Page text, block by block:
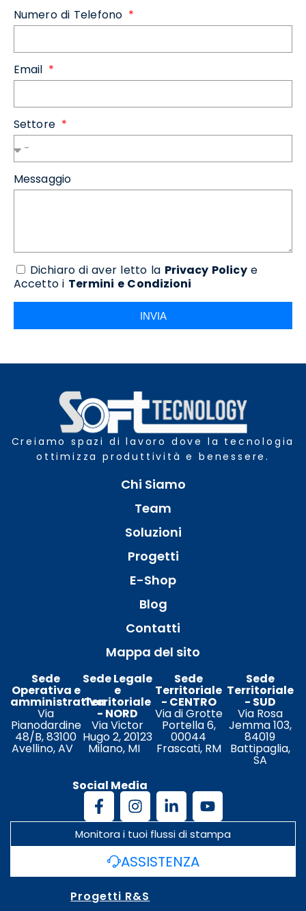
Numero di Telefono
Email
Settore
Messaggio
Dichiaro di aver letto la Privacy Policye
Accetto i Termini e Condizioni
INVIA
Creiamo spazi di lavoro dove la tecnologia
ottimizza produttività e benessere.
Chi Siamo
Team
Soluzioni
Progetti
E-Shop
Blog
Contatti
Mappa del sito
Sede
Operativa e
amministrativa
Via
Pianodardine
48/B, 83100
Avellino, AV
Sede Legale
e
Territoriale
- NORD
Via Victor
Hugo 2, 20123
Milano, MI
Sede
Territoriale
- CENTRO
Via di Grotte
Portella 6,
00044
Frascati, RM
Sede
Territoriale
- SUD
Via Rosa
Jemma 103,
84019
Battipaglia,
SA
Social Media
Monitora i tuoi flussi di stampa
ASSISTENZA
Progetti R&S